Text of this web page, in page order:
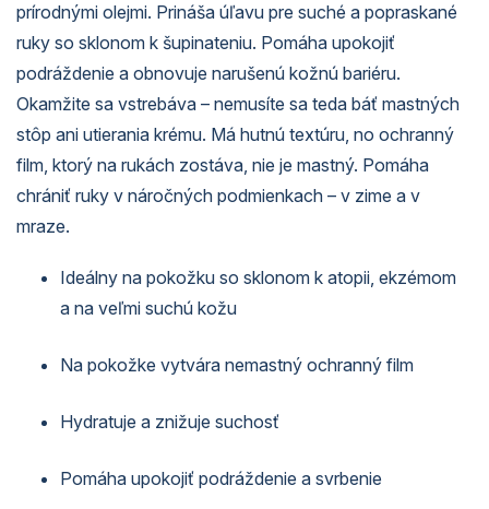
prírodnými olejmi. Prináša úľavu pre suché a popraskané
ruky so sklonom k šupinateniu. Pomáha upokojiť
podráždenie a obnovuje narušenú kožnú bariéru.
Okamžite sa vstrebáva – nemusíte sa teda báť mastných
stôp ani utierania krému. Má hutnú textúru, no ochranný
film, ktorý na rukách zostáva, nie je mastný. Pomáha
chrániť ruky v náročných podmienkach – v zime a v
mraze.
Ideálny na pokožku so sklonom k atopii, ekzémom
a na veľmi suchú kožu
Na pokožke vytvára nemastný ochranný film
Hydratuje a znižuje suchosť
Pomáha upokojiť podráždenie a svrbenie